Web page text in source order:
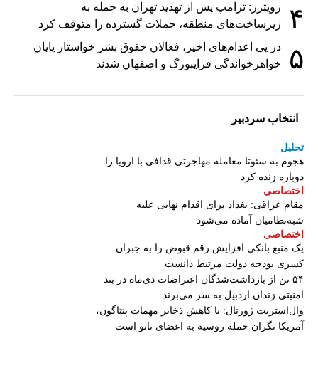
۴
رویترز: ترامپ پس از تهدید تهران به حمله به
زیرساخت‌های منطقه، حملات گسترده را متوقف کرد
۵
در پی اعدام‌های اخیر، فعالان حقوق بشر خواستار پایان
خواهرخواندگی فرایبورگ و اصفهان شدند
انتخاب سردبیر
تحلیل
هجوم به سئوتا معامله مهاجرتی قذافی با اروپا را
دوباره زنده کرد
اختصاصی
مقام عراقی: بغداد برای اقدام نهایی علیه
شبه‌نظامیان آماده می‌شود
اختصاصی
یک منبع بانکی افزایش رقم قبوض را به جبران
کسری بودجه دولت مرتبط دانست
۵۴ تن از بازداشت‌شدگان اعتراضات دی‌ماه در بند
امنیتی زندان اردبیل به سر می‌برند
وال‌استریت ژورنال: با کاهش ذخایر مهمات پنتاگون،
آمریکا نگران حمله روسیه به اعضای ناتو‌ است